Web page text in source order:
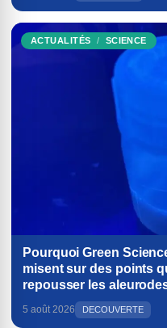
ACTUALITÉS SCIENCE
Pourquoi Green
misent sur des points
repousser les
pesticides
5 août 2026 DECOUVERTE